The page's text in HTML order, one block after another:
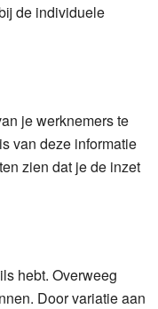
de individuele
je werknemers te
van deze informatie
zien dat je de inzet
hebt. Overweeg
Door variatie aan